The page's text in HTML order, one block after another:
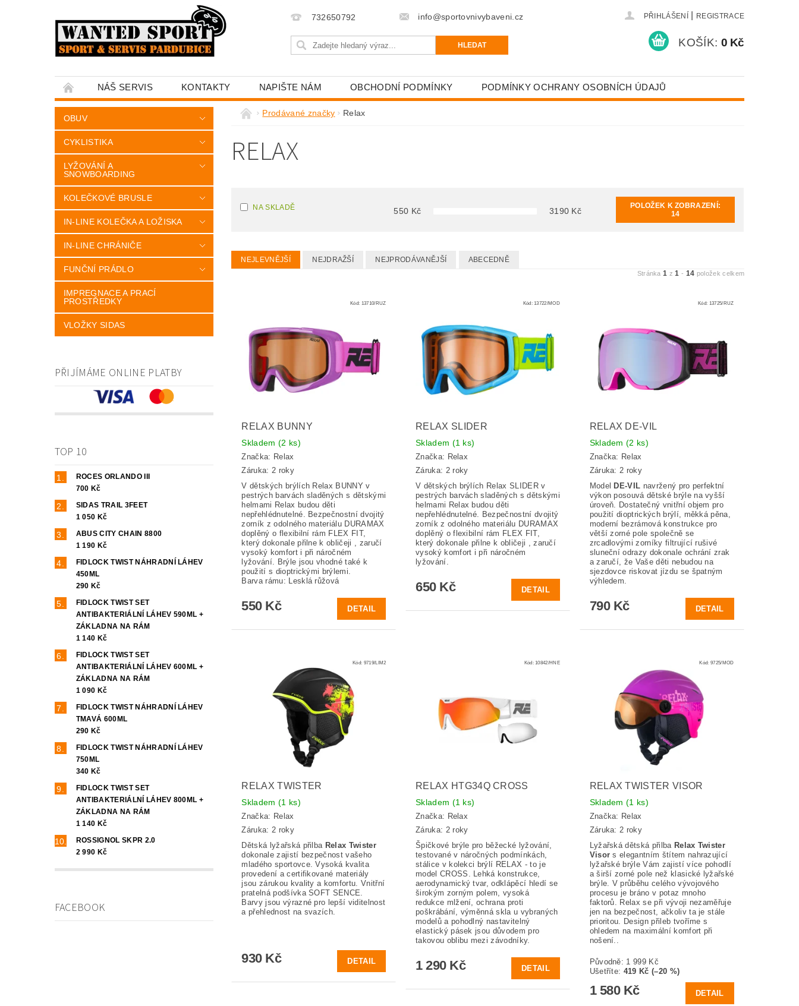
732650792 info@sportovnivybaveni.cz PŘIHLÁŠENÍ REGISTRACE
KOŠÍK: 0 Kč
NÁŠ SERVIS KONTAKTY NAPIŠTE NÁM OBCHODNÍ PODMÍNKY PODMÍNKY OCHRANY OSOBNÍCH ÚDAJŮ
OBUV
CYKLISTIKA
LYŽOVÁNÍ A
SNOWBOARDING
KOLEČKOVÉ BRUSLE
IN-LINE KOLEČKA A LOŽISKA
IN-LINE CHRÁNIČE
FUNČNÍ PRÁDLO
IMPREGNACE A PRACÍ
PROSTŘEDKY
VLOŽKY SIDAS
PŘIJÍMÁME ONLINE PLATBY
TOP 10
ROCES ORLANDO III
700 Kč
SIDAS TRAIL 3FEET
1 050 Kč
ABUS CITY CHAIN 8800
1 190 Kč
FIDLOCK TWIST NÁHRADNÍ LÁHEV
450ML
290 Kč
FIDLOCK TWIST SET
ANTIBAKTERIÁLNÍ LÁHEV 590ML +
ZÁKLADNA NA RÁM
1 140 Kč
FIDLOCK TWIST SET
ANTIBAKTERIÁLNÍ LÁHEV 600ML +
ZÁKLADNA NA RÁM
1 090 Kč
FIDLOCK TWIST NÁHRADNÍ LÁHEV
TMAVÁ 600ML
290 Kč
FIDLOCK TWIST NÁHRADNÍ LÁHEV
750ML
340 Kč
FIDLOCK TWIST SET
ANTIBAKTERIÁLNÍ LÁHEV 800ML +
ZÁKLADNA NA RÁM
1 140 Kč
ROSSIGNOL SKPR 2.0
2 990 Kč
FACEBOOK
Prodávané značky Relax
RELAX
NA SKLADĚ 550 Kč 3190 Kč
POLOŽEK K ZOBRAZENÍ:
14
NEJLEVNĚJŠÍ NEJDRAŽŠÍ NEJPRODÁVANĚJŠÍ ABECEDNĚ
Stránka1 z1 - 14 položek celkem
Kód: 13710/RUZ
RELAX BUNNY
Skladem (2 ks)
Značka: Relax
Záruka: 2 roky
V dětských brýlích Relax BUNNY v
pestrých barvách sladěných s dětskými
helmami Relax budou děti
nepřehlédnutelné. Bezpečnostní dvojitý
zorník z odolného materiálu DURAMAX
doplěný o flexibilní rám FLEX FIT,
který dokonale přilne k obličeji , zaručí
vysoký komfort i při náročném
lyžování. Brýle jsou vhodné také k
použití s dioptrickými brýlemi.
Barva rámu: Lesklá růžová
550 Kč DETAIL
Kód:13722/MOD
RELAX SLIDER
Skladem (1 ks)
Značka: Relax
Záruka: 2 roky
V dětských brýlích Relax SLIDER v
pestrých barvách sladěných s dětskými
helmami Relax budou děti
nepřehlédnutelné. Bezpečnostní dvojitý
zorník z odolného materiálu DURAMAX
doplěný o flexibilní rám FLEX FIT,
který dokonale přilne k obličeji , zaručí
vysoký komfort i při náročném
lyžování.
650 Kč DETAIL
Kód: 13725/RUZ
RELAX DE-VIL
Skladem(2 ks)
Značka: Relax
Záruka: 2 roky
Model DE-VIL navržený pro perfektní
výkon posouvá dětské brýle na vyšší
úroveň. Dostatečný vnitřní objem pro
použití dioptrických brýlí, měkká pěna,
moderní bezrámová konstrukce pro
větší zorné pole společně se
zrcadlovými zorníky filtrující rušivé
sluneční odrazy dokonale ochrání zrak
a zaručí, že Vaše děti nebudou na
sjezdovce riskovat jízdu se špatným
výhledem.
790 Kč DETAIL
Kód: 9719/LIM2
RELAX TWISTER
Skladem (1 ks)
Značka: Relax
Záruka: 2 roky
Dětská lyžařská přilba Relax Twister
dokonale zajistí bezpečnost vašeho
mladého sportovce. Vysoká kvalita
provedení a certifikované materiály
jsou zárukou kvality a komfortu. Vnitřní
pratelná podšívka SOFT SENCE.
Barvy jsou výrazné pro lepší viditelnost
a přehlednost na svazích.
930 Kč DETAIL
Kód:10842/HNE
RELAX HTG34Q CROSS
Skladem (1 ks)
Značka: Relax
Záruka: 2 roky
Špičkové brýle pro běžecké lyžování,
testované v náročných podmínkách,
stálice v kolekci brýlí RELAX - to je
model CROSS. Lehká konstrukce,
aerodynamický tvar, odklápěcí hledí se
širokým zorným polem, vysoká
redukce mlžení, ochrana proti
poškrábání, výměnná skla u vybraných
modelů a pohodlný nastavitelný
elastický pásek jsou důvodem pro
takovou oblibu mezi závodníky.
1 290 Kč DETAIL
Kód:9725/MOD
RELAX TWISTER VISOR
Skladem(1 ks)
Značka: Relax
Záruka: 2 roky
Lyžařská dětská přilba Relax Twister
Visor s elegantním štítem nahrazující
lyžařské brýle Vám zajistí více pohodlí
a širší zorné pole než klasické lyžařské
brýle. V průběhu celého vývojového
procesu je bráno v potaz mnoho
faktorů. Relax se při vývoji nezaměřuje
jen na bezpečnost, ačkoliv ta je stále
prioritou. Design přileb tvoříme s
ohledem na maximální komfort při
nošení..
Původně: 1 999 Kč
Ušetříte: 419 Kč (–20 %)
1 580 Kč DETAIL